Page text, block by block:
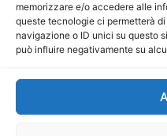
memorizzare e/o accedere alle
queste tecnologie ci permetterà
navigazione o ID unici su questo
può influire negativamente su